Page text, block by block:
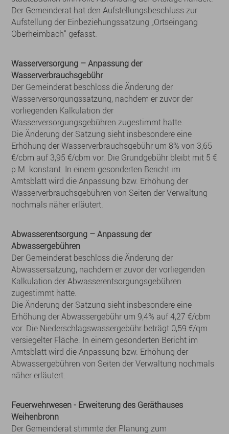
Der Gemeinderat hat den Aufstellungsbeschluss zur
Aufstellung der Einbeziehungssatzung „Ortseingang
Oberheimbach“ gefasst.
Wasserversorgung – Anpassung der
Wasserverbrauchsgebühr
Der Gemeinderat beschloss die Änderung der
Wasserversorgungssatzung, nachdem er zuvor der
vorliegenden Kalkulation der
Wasserversorgungsgebühren zugestimmt hatte.
Die Änderung der Satzung sieht insbesondere eine
Erhöhung der Wasserverbrauchsgebühr um 8% von 3,65
€/cbm auf 3,95 €/cbm vor. Die Grundgebühr bleibt mit 5 €
p.M. konstant. In einem gesonderten Bericht im
Amtsblatt wird die Anpassung bzw. Erhöhung der
Wasserverbrauchsgebühren von Seiten der Verwaltung
nochmals näher erläutert.
Abwasserentsorgung – Anpassung der
Abwassergebühren
Der Gemeinderat beschloss die Änderung der
Abwassersatzung, nachdem er zuvor der vorliegenden
Kalkulation der Abwasserentsorgungsgebühren
zugestimmt hatte.
Die Änderung der Satzung sieht insbesondere eine
Erhöhung der Abwassergebühr um 9,4% auf 4,27 €/cbm
vor. Die Niederschlagswassergebühr beträgt 0,59 €/qm
versiegelter Fläche. In einem gesonderten Bericht im
Amtsblatt wird die Anpassung bzw. Erhöhung der
Abwassergebühren von Seiten der Verwaltung nochmals
näher erläutert.
Feuerwehrwesen - Erweiterung des Geräthauses
Weihenbronn
Der Gemeinderat stimmte der Planung zum